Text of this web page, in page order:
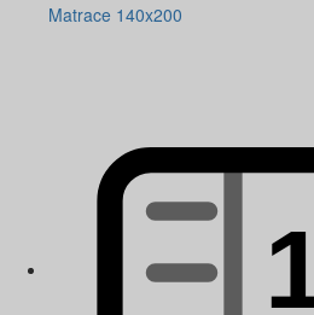
Matrace 140x200